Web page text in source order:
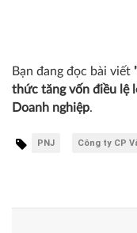
Bạn đang đọc bài viết
thức tăng vốn điều lệ
Doanh nghiệp.
PNJ Công ty CP